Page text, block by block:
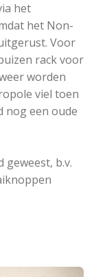
het
het Non-
Voor
rack voor
worden
viel toen
nog een oude
geweest, b.v.